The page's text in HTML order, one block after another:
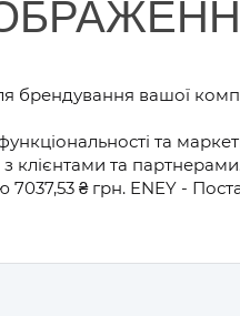
брендування вашої
та
клієнтами та
₴ грн. ENEY -